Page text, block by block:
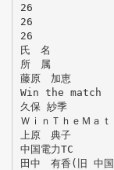
26
26
26
氏 名
所 属
藤原 加恵
Win the match
久保 紗季
ＷｉｎＴｈｅＭａｔ
上原 典子
中国電力TC
田中 有香(旧 中国